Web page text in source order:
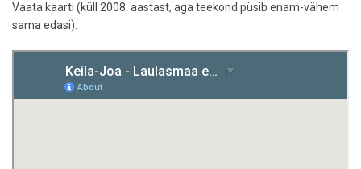
Vaata kaarti (küll 2008. aastast, aga teekond püsib enam-vähem
sama edasi):